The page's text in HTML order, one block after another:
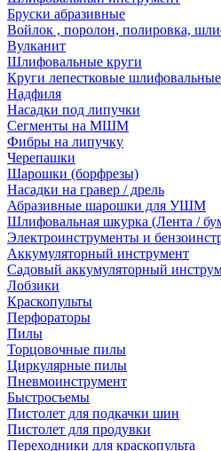
Бруски абразивные
Войлок , поролон, полировка,
Вулканит
Шлифовальные круги
Круги лепестковые шлифовальные
Надфиля
Насадки под липучки
Сегменты на МШМ
Фибры на липучку
Черепашки
Шарошки (борфрезы)
Насадки на гравер / дрель
Абразивные шарошки для УШМ
Шлифовальная шкурка (Лента /
Электроинструменты и
Аккумуляторный инструмент
Садовый аккумуляторный
Лобзики
Краскопульты
Перфораторы
Пилы
Торцовочные пилы
Циркулярные пилы
Пневмоинструмент
Быстросъемы
Пистолет для подкачки шин
Пистолет для продувки
Переходники для краскопульта